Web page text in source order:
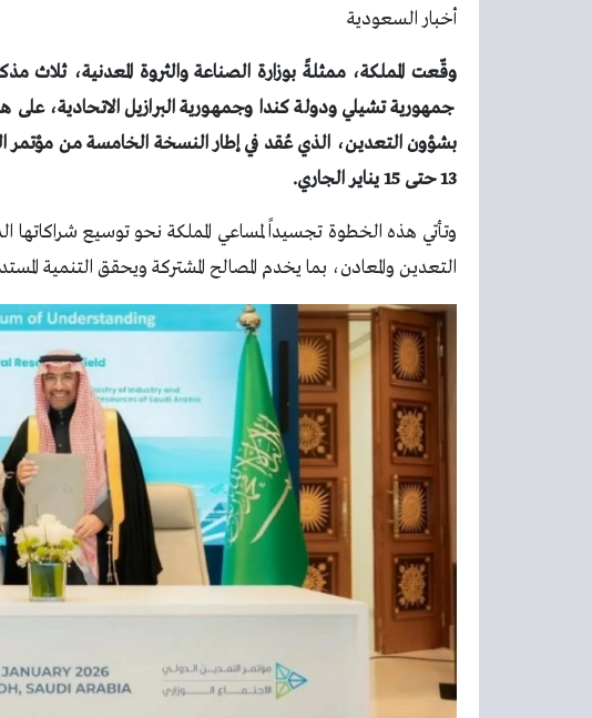
أخبار السعودية
وقّعت المملكة، ممثلةً بوزارة الصناعة والثروة المعدنية، ثلاث
جمهورية تشيلي ودولة كندا وجمهورية البرازيل الاتحادية، على
بشؤون التعدين، الذي عُقد في إطار النسخة الخامسة من مؤتمر
13 حتى 15 يناير الجاري.
وتأتي هذه الخطوة تجسيداً لمساعي المملكة نحو توسيع شراكاتها
التعدين والمعادن، بما يخدم المصالح المشتركة ويحقق التنمية